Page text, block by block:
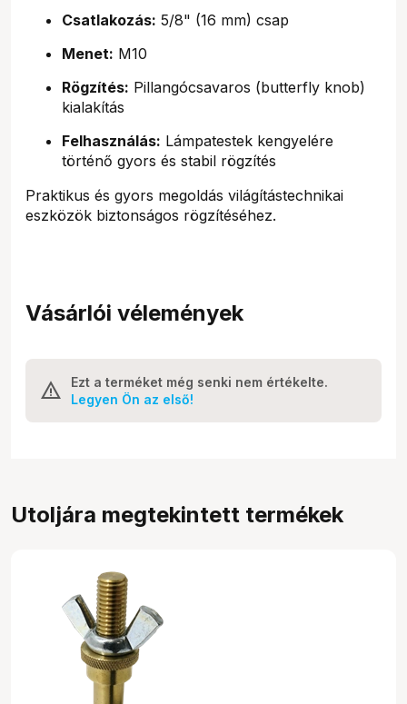
Csatlakozás: 5/8" (16 mm) csap
Menet: M10
Rögzítés: Pillangócsavaros (butterfly knob)
kialakítás
Felhasználás: Lámpatestek kengyelére
történő gyors és stabil rögzítés
Praktikus és gyors megoldás világítástechnikai
eszközök biztonságos rögzítéséhez.
Vásárlói vélemények
Ezt a terméket még senki nem értékelte.
Legyen Ön az első!
Utoljára megtekintett termékek